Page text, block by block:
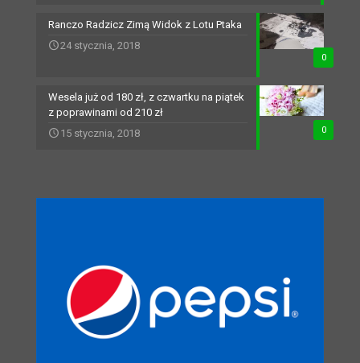
0
Ranczo Radzicz Zimą Widok z Lotu Ptaka
24 stycznia, 2018
0
Wesela już od 180 zł, z czwartku na piątek
z poprawinami od 210 zł
15 stycznia, 2018